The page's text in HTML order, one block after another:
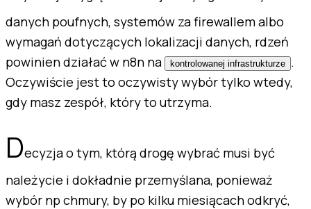
danych poufnych, systemów za firewallem albo
wymagań dotyczących lokalizacji danych, rdzeń
powinien działać w n8n na
kontrolowanej infrastrukturze .
Oczywiście jest to oczywisty wybór tylko wtedy,
gdy masz zespół, który to utrzyma.
Decyzja o tym, którą drogę wybrać musi być
należycie i dokładnie przemyślana, ponieważ
wybór np chmury, by po kilku miesiącach odkryć,